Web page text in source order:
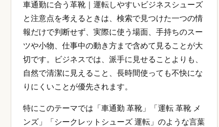
車通勤に合う革靴｜運転しやすいビジネスシューズ
と注意点を考えるときは、検索で見つけた一つの情
報だけで判断せず、実際に使う場面、手持ちのスー
ツや小物、仕事中の動き方まで含めて見ることが大
切です。ビジネスでは、派手に見せることよりも、
自然で清潔に見えること、長時間使っても不快にな
りにくいことが優先されます。
特にこのテーマでは「車通勤 革靴」「運転 革靴 メ
ンズ」「シークレットシューズ 運転」のような言葉